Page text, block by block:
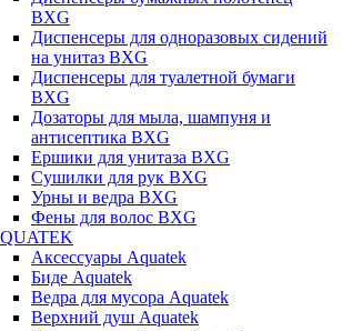
BXG
Диспенсеры для одноразовых сидений
на унитаз BXG
Диспенсеры для туалетной бумаги
BXG
Дозаторы для мыла, шампуня и
антисептика BXG
Ершики для унитаза BXG
Сушилки для рук BXG
Урны и ведра BXG
Фены для волос BXG
Аксессуары Aquatek
Биде Aquatek
Ведра для мусора Aquatek
Верхний душ Aquatek